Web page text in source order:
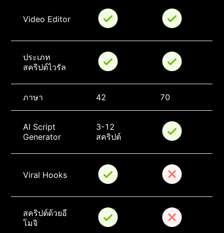
Video Editor
ประเภท
สคริปต์ไวรัล
ภาษา 42 70
AI Script
Generator
3-12
สคริปต์
Viral Hooks
สคริปต์ด้วยอี
โมจิ